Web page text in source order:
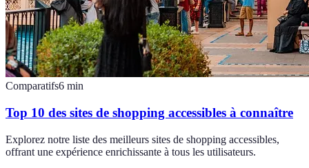
Comparatifs6 min
Top 10 des sites de shopping accessibles à connaître
Explorez notre liste des meilleurs sites de shopping accessibles,
offrant une expérience enrichissante à tous les utilisateurs.